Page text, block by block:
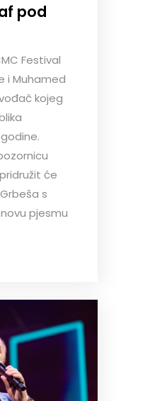
pod
Festival
i Muhamed
kojeg
će
s
pjesmu